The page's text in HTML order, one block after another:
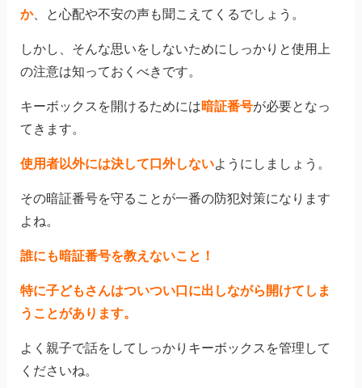
か、と心配や不安の声も聞こえてくるでしょう。
しかし、そんな思いをしないためにしっかりと使用上
の注意は知っておくべきです。
キーボックスを開けるためには暗証番号が必要となっ
てきます。
使用者以外には決して口外しないようにしましょう。
その暗証番号を守ることが一番の防犯対策になります
よね。
誰にも暗証番号を教えないこと！
特に子どもさんはついつい口に出しながら開けてしま
うことがあります。
よく親子で話をしてしっかりキーボックスを管理して
くださいね。